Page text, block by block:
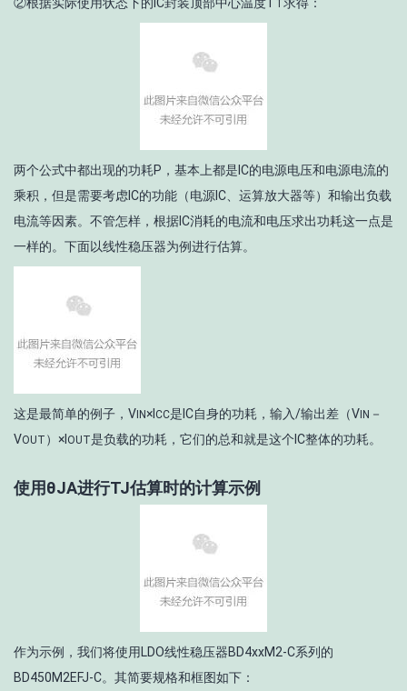
T
两个公式中都出现的功耗P，基本上都是IC的电源电压和电源电流的
乘积，但是需要考虑IC的功能（电源IC、运算放大器等）和输出负载
电流等因素。不管怎样，根据IC消耗的电流和电压求出功耗这一点是
一样的。下面以线性稳压器为例进行估算。
这是最简单的例子，VIN×ICC是IC自身的功耗，输入/输出差（VIN －
VOUT ）×IOUT是负载的功耗，它们的总和就是这个IC整体的功耗。
使用θJA进行TJ估算时的计算示例
作为示例，我们将使用LDO线性稳压器BD4xxM2-C系列的
BD450M2EFJ-C。其简要规格和框图如下：